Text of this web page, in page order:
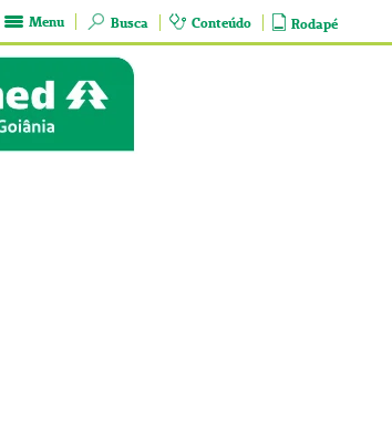
Menu Busca Conteúdo Rodapé